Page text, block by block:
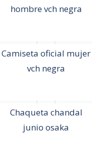
hombre vch negra
Camiseta oficial mujer
vch negra
Chaqueta chandal
junio osaka